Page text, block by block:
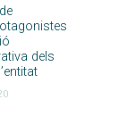
dels